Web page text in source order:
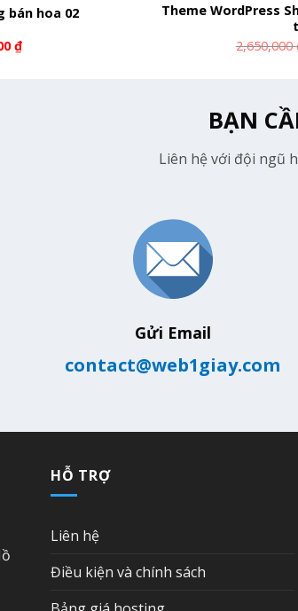
bán hoa 02
₫
Theme WordPress
2,650,000
BẠN
Liên hệ với đội ngũ
Gửi Email
contact@web1giay.com
HỖ TRỢ
Liên hệ
Điều kiện và chính sách